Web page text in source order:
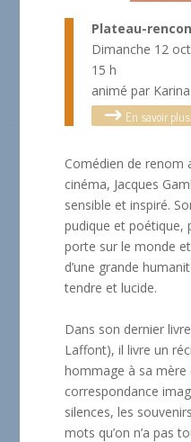
Plateau-
Dimanche 12
15 h
animé par
En savoir plus
Comédien de renom
cinéma, Jacques
sensible et inspiré.
pudique et poétique,
porte sur le monde
d’une grande
tendre et lucide.
Dans son dernier
Laffont), il livre un
hommage à sa mère
correspondance
silences, les
mots qu’on n’a pas